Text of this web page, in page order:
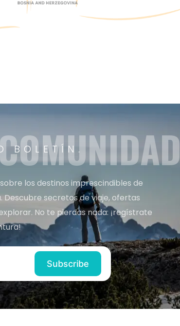
BOLETÍN.
los destinos imprescindibles de
secretos de viaje, ofertas
No te pierdas nada: ¡regístrate